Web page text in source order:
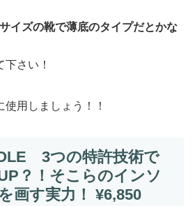
イズの靴で薄底のタイプだとかな
さい！
用しましょう！！
3つの特許技術で
？！そこらのインソ
画す実力！ ¥6,850